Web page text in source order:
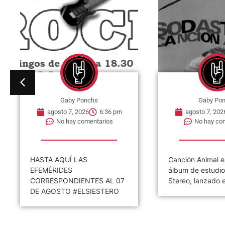
Gaby Ponchs
agosto 7, 2026
6:25 pm
No hay comentarios
Canción Animal es el quinto
álbum de estudio de Soda
Stereo, lanzado el 07 de...
Gaby
agosto 7,
No hay
07 de agosto de
publica en
single «I Wish